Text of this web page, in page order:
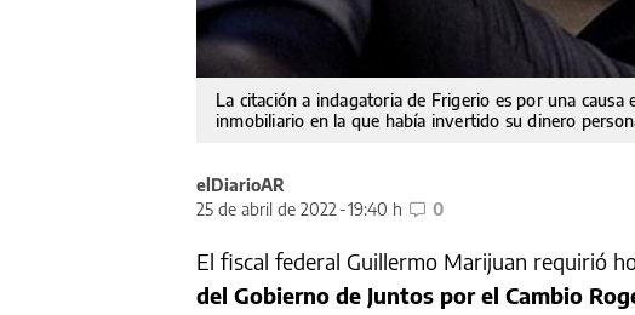
La citación a indagatoria de Frigerio es por una
inmobiliario en la que había invertido su dinero
elDiarioAR
25 de abril de 2022
19:40 h 0
El fiscal federal Guillermo Marijuan requirió
del Gobierno de Juntos por el Cambio